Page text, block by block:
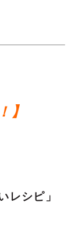
】
レシピ」